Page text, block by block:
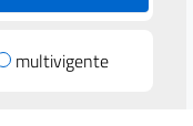
multivigente